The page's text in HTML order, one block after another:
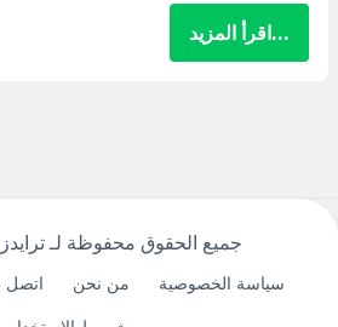
...اقرأ المزيد
جميع الحقوق محفوظة لـ
سياسة الخصوصية من نحن اتصل